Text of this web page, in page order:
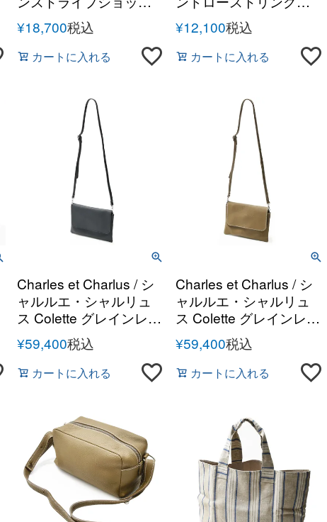
ングバッグ
¥18,700税込
カートに入れる
¥12,100税込
カートに入れる
Charles et Charlus / シ
ャルルエ・シャルリュ
ス Colette グレインレザ
ー サコッシュ ショルダ
ーバッグ
¥59,400税込
カートに入れる
Charles et Charlus / シ
ャルルエ・シャルリュ
ス Colette グレインレザ
ー サコッシュ ショルダ
ーバッグ
¥59,400税込
カートに入れる